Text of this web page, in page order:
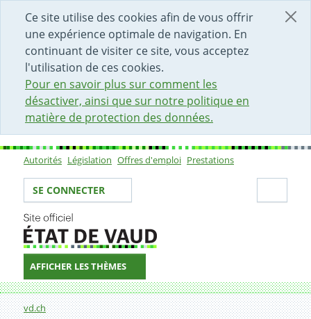
Ce site utilise des cookies afin de vous offrir
une expérience optimale de navigation. En
continuant de visiter ce site, vous acceptez
l'utilisation de ces cookies.
Pour en savoir plus sur comment les
désactiver, ainsi que sur notre politique en
matière de protection des données.
DÉBUT DU CONTENU DE LA PAGE
ACCÈS AU CHAMP DE RECHERCHE
PAGE D'ACCUEIL
FORMULAIRE DE CONTACT
Sous-navigation
Autorités Législation Offres d'emploi Prestations
Votre identité
SE CONNECTER
AFFICHER LES THÈMES
Fil d'Ariane
vd.ch
Formulaire de contact